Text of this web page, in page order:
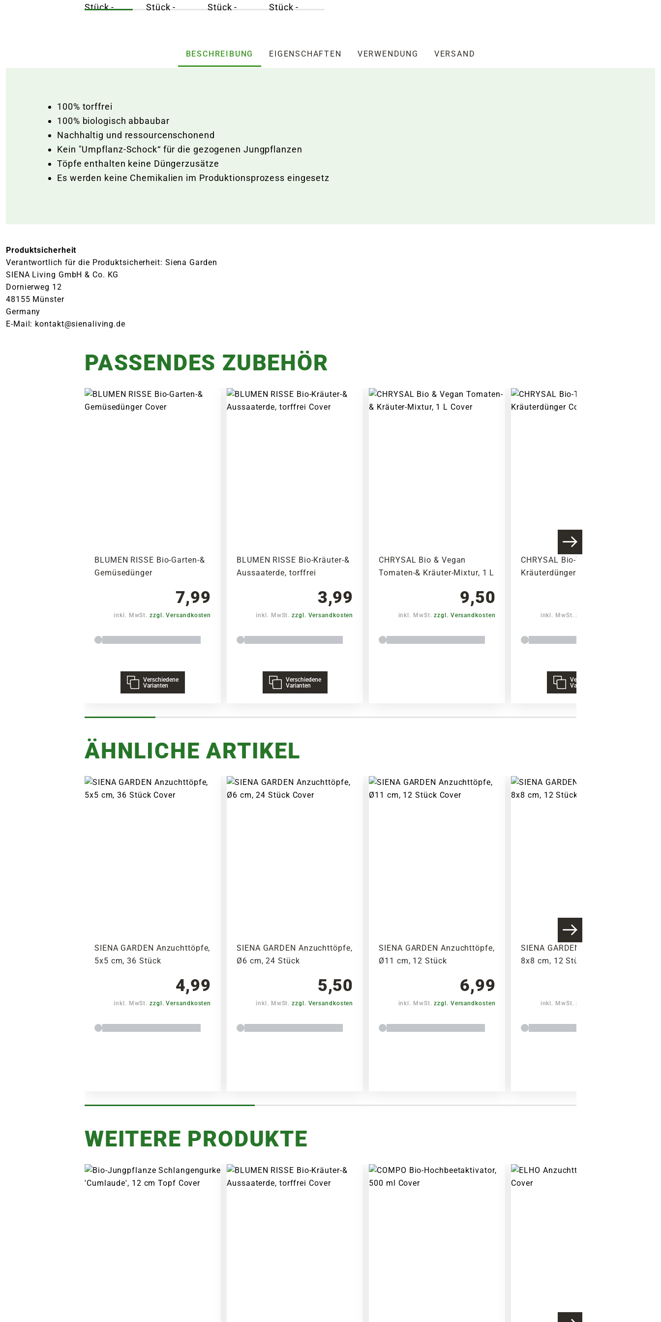
BESCHREIBUNG EIGENSCHAFTEN VERWENDUNG VERSAND
100% torffrei
100% biologisch abbaubar
Nachhaltig und ressourcenschonend
Kein "Umpflanz-Schock“ für die gezogenen Jungpflanzen
Töpfe enthalten keine Düngerzusätze
Es werden keine Chemikalien im Produktionsprozess eingesetz
Produktsicherheit
Verantwortlich für die Produktsicherheit: Siena Garden
SIENA Living GmbH & Co. KG
Dornierweg 12
48155 Münster
Germany
E-Mail: kontakt@sienaliving.de
PASSENDES ZUBEHÖR
BLUMEN RISSE Bio-Garten-&
Gemüsedünger
7,99
inkl. MwSt.zzgl. Versandkosten
Verschiedene
Varianten
BLUMEN RISSE Bio-Kräuter-&
Aussaaterde, torffrei
3,99
inkl. MwSt.zzgl. Versandkosten
Verschiedene
Varianten
CHRYSAL Bio & Vegan
Tomaten-& Kräuter-Mixtur, 1 L
9,50
inkl. MwSt.zzgl. Versandkosten
CHRYSAL Bio-Tomaten-&
Kräuterdünger
inkl. MwSt.zzgl. Versandkosten
Verschiedene
Varianten
ÄHNLICHE ARTIKEL
SIENA GARDEN Anzuchttöpfe,
5x5 cm, 36 Stück
4,99
inkl. MwSt.zzgl. Versandkosten
SIENA GARDEN Anzuchttöpfe,
Ø6 cm, 24 Stück
5,50
inkl. MwSt.zzgl. Versandkosten
SIENA GARDEN Anzuchttöpfe,
Ø11 cm, 12 Stück
6,99
inkl. MwSt.zzgl. Versandkosten
SIENA GARDEN Anzuchttöpfe,
8x8 cm, 12 Stück
inkl. MwSt.zzgl. Versandkosten
WEITERE PRODUKTE